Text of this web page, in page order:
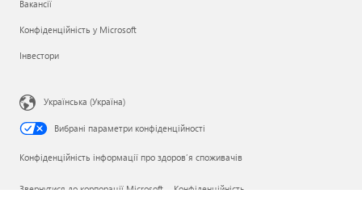
Вакансії
Конфіденційність у Microsoft
Інвестори
Українська (Україна)
Вибрані параметри конфіденційності
Конфіденційність інформації про здоров’я споживачів
Звернутися до корпорації Microsoft Конфіденційність